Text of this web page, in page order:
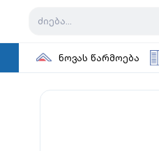
ნოვას წარმოება